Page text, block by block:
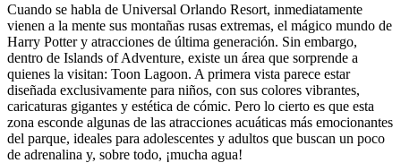
Cuando se habla de Universal Orlando Resort, inmediatamente
vienen a la mente sus montañas rusas extremas, el mágico mundo de
Harry Potter y atracciones de última generación. Sin embargo,
dentro de Islands of Adventure, existe un área que sorprende a
quienes la visitan: Toon Lagoon. A primera vista parece estar
diseñada exclusivamente para niños, con sus colores vibrantes,
caricaturas gigantes y estética de cómic. Pero lo cierto es que esta
zona esconde algunas de las atracciones acuáticas más emocionantes
del parque, ideales para adolescentes y adultos que buscan un poco
de adrenalina y, sobre todo, ¡mucha agua!